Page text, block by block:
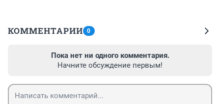
КОММЕНТАРИИ 0
Пока нет ни одного комментария.
Начните обсуждение первым!